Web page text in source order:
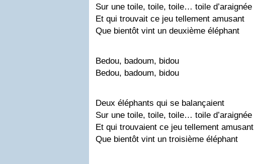
Sur une toile, toile, toile… toile d’araignée
Et qui trouvait ce jeu tellement amusant
Que bientôt vint un deuxième éléphant
Bedou, badoum, bidou
Bedou, badoum, bidou
Deux éléphants qui se balançaient
Sur une toile, toile, toile… toile d’araignée
Et qui trouvaient ce jeu tellement amusant
Que bientôt vint un troisième éléphant